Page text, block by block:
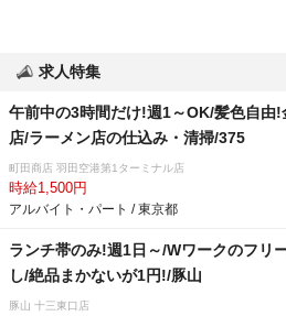
求人特集
午前中の3時間だけ!週1～OK/髪色自由
店/ラーメン店の仕込み・清掃/375
町田商店 羽田空港第1ターミナル店
時給1,500円
アルバイト・パート / 東京都
ランチ帯のみ!週1日～/Wワークのフリ
し/絶品まかないが1円!/豚山
豚山 十三東口店